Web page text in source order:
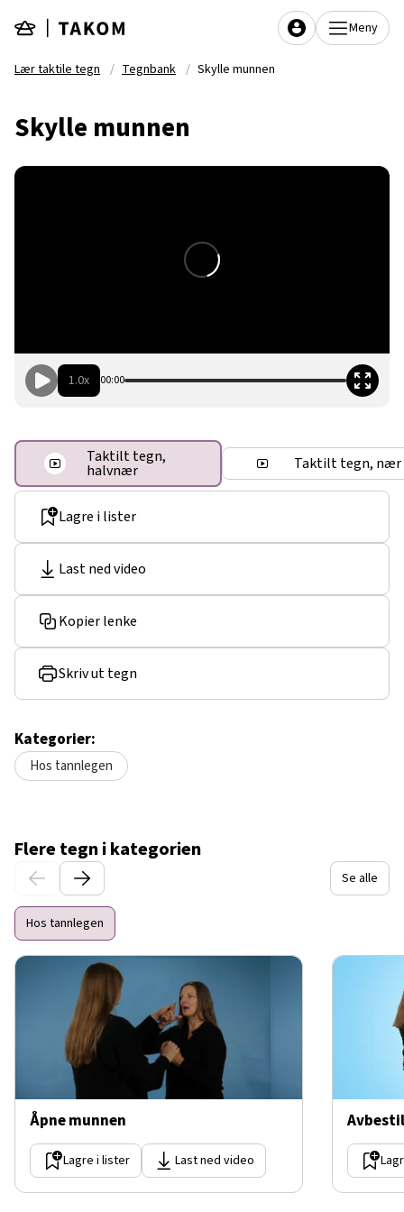
Meny
Lær taktile tegn Tegnbank Skylle munnen
Skylle munnen
Lagre i lister
Last ned video
Kopier lenke
Skriv ut tegn
Kategorier:
Hos tannlegen
1.0x 00:00
Taktilt tegn,
halvnær Taktilt tegn, nær
Flere tegn i kategorien
Se alle
Hos tannlegen
Åpne munnen
Lagre i lister Last ned video